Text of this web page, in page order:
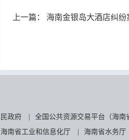
上一篇： 海南金银岛大酒店纠
政府
全国公共资源交易平台（海南
海南省工业和信息化厅
海南省水务厅